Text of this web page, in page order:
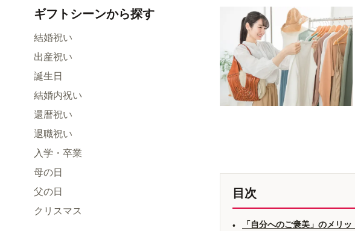
ギフトシーンから探す
結婚祝い
出産祝い
誕生日
結婚内祝い
還暦祝い
退職祝い
入学・卒業
母の日
父の日
クリスマス
目次
• 「自分へのご褒美」のメリッ